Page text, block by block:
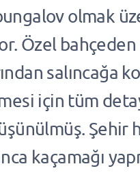
olmak
Özel
salıncağa
için tüm
Şehir
kaçamağı